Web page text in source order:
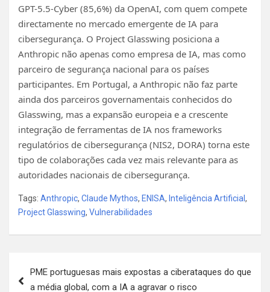
GPT-5.5-Cyber (85,6%) da OpenAI, com quem compete
directamente no mercado emergente de IA para
cibersegurança. O Project Glasswing posiciona a
Anthropic não apenas como empresa de IA, mas como
parceiro de segurança nacional para os países
participantes. Em Portugal, a Anthropic não faz parte
ainda dos parceiros governamentais conhecidos do
Glasswing, mas a expansão europeia e a crescente
integração de ferramentas de IA nos frameworks
regulatórios de cibersegurança (NIS2, DORA) torna este
tipo de colaborações cada vez mais relevante para as
autoridades nacionais de cibersegurança.
Tags: Anthropic, Claude Mythos, ENISA, Inteligência Artificial ,
Project Glasswing, Vulnerabilidades
de
PME portuguesas mais expostas a ciberataques do que
a média global, com a IA a agravar o risco